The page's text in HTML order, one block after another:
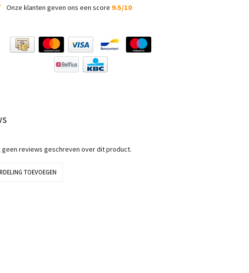
Onze klanten geven ons een score 9.5/10
geen reviews geschreven over dit product.
TOEVOEGEN